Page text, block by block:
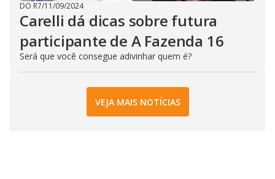
DO R7/11/09/2024
Carelli dá dicas sobre futura
participante de A Fazenda 16
Será que você consegue adivinhar quem é?
VEJA MAIS NOTÍCIAS